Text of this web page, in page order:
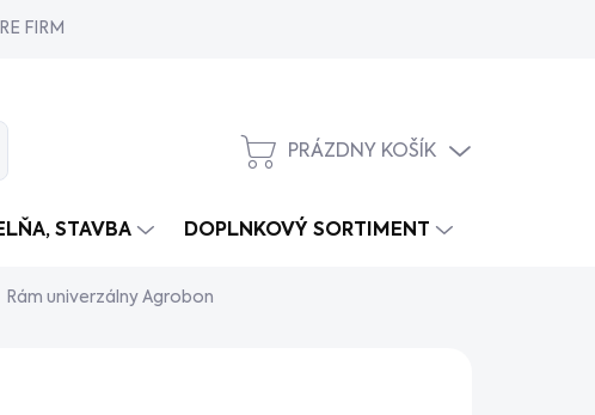
FIRMY
NÁKUPNÝ
PRÁZDNY KOŠÍK
STAVBA DOPLNKOVÝ SORTIMENT
Rám univerzálny Agrobon